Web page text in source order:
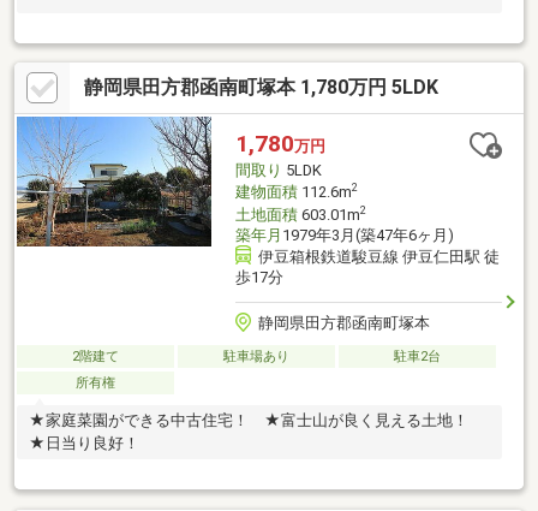
静岡県田方郡函南町塚本 1,780万円 5LDK
1,780万円
間取り 5LDK
建物面積112.6m2
土地面積603.01m2
築年月 1979年3月(築47年6ヶ月)
伊豆箱根鉄道駿豆線 伊豆仁田駅 徒
歩17分
静岡県田方郡函南町塚本
2階建て 駐車場あり
駐車2台
所有権
★家庭菜園ができる中古住宅！ ★富士山が良く見える土地！
★日当り良好！